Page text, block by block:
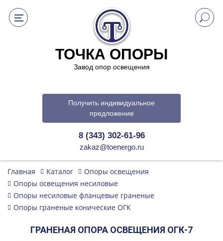
ТОЧКА ОПОРЫ
Завод опор освещения
Получить индивидуальное
предложение
8 (343) 302-61-96
zakaz@toenergo.ru
Главная Каталог
Опоры освещения
Опоры освещения несиловые
Опоры несиловые фланцевые граненые
Опоры граненые конические ОГК
ГРАНЕНАЯ ОПОРА ОСВЕЩЕНИЯ ОГК-7